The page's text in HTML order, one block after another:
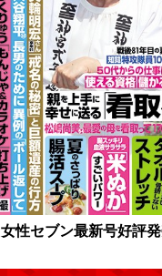
女性セブン最新号好評